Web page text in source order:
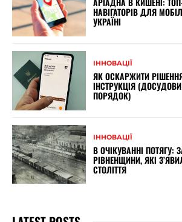
НАВІГАТОРІВ ДЛЯ
УКРАЇНІ
ІННОВАЦІЇ
ЯК ОСКАРЖИТИ
ІНСТРУКЦІЯ
ПОРЯДОК)
ІННОВАЦІЇ
В ОЧІКУВАННІ ПОТЯГУ:
РІВНЕНЩИНИ, ЯКІ
СТОЛІТТЯ